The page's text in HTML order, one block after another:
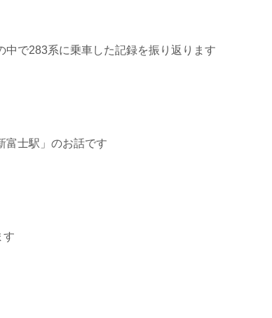
で283系に乗車した記録を振り返ります
士駅」のお話です
す